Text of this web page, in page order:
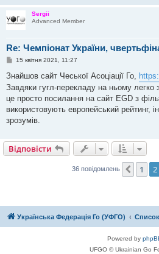
Sergii
Advanced Member
Re: Чемпіонат України,
П
в
д
о
м
л
е
н
15 квітня 2021, 11:27
Знайшов сайт Чеської Асоціації Го,
Завдяки гугл-перекладу на ньому легко
це просто посилання на сайт EGD з
використовують европейський рейтинг,
зрозумів.
Відповісти
36 повідомлень 1 2
Українська Федерація Го (УФГО)
Powered by
UFGO © Ukrainian Go